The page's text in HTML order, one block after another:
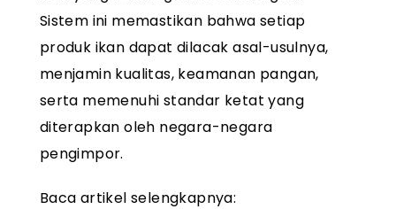
Sistem ini memastikan bahwa setiap
produk ikan dapat dilacak asal-usulnya,
menjamin kualitas, keamanan pangan,
serta memenuhi standar ketat yang
diterapkan oleh negara-negara
pengimpor.
Baca artikel selengkapnya: